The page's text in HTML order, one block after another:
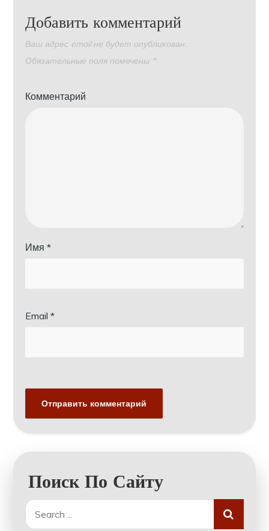
Добавить комментарий
Ваш адрес email не будет опубликован.
Обязательные поля помечены *
Комментарий
Имя*
Email*
Поиск По Сайту
Search
for: